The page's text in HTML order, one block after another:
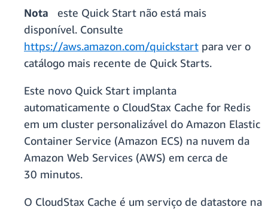
Nota este Quick Start não está mais
disponível. Consulte
https://aws.amazon.com/quickstart para ver o
catálogo mais recente de Quick Starts.
Este novo Quick Start implanta
automaticamente o CloudStax Cache for Redis
em um cluster personalizável do Amazon Elastic
Container Service (Amazon ECS) na nuvem da
Amazon Web Services (AWS) em cerca de
30 minutos.
O CloudStax Cache é um serviço de datastore na